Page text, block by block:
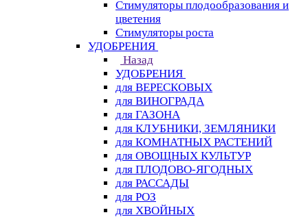
Стимуляторы плодообразования и
цветения
Стимуляторы роста
УДОБРЕНИЯ
Назад
УДОБРЕНИЯ
для ВЕРЕСКОВЫХ
для ВИНОГРАДА
для ГАЗОНА
для КЛУБНИКИ, ЗЕМЛЯНИКИ
для КОМНАТНЫХ РАСТЕНИЙ
для ОВОЩНЫХ КУЛЬТУР
для ПЛОДОВО-ЯГОДНЫХ
для РАССАДЫ
для РОЗ
для ХВОЙНЫХ